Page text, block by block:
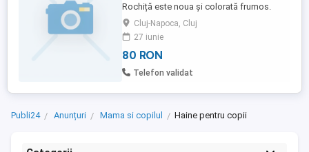
Rochiță este noua și colorată frumos.
Cumpărată de 3zile. Preț:80 lei. Telefon: .
Cluj-Napoca, Cluj
27 iunie
80 RON
Telefon validat
Publi24 Anunțuri Mama si copilul Haine pentru copii